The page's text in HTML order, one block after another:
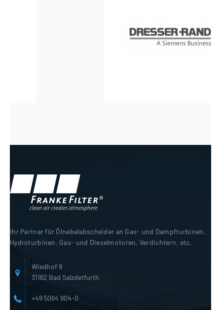
Ihr Partner für Ölnebelabscheider an Gas- und Dampfturbinen,
Hydroturbinen, Gas- und Dieselmotoren, Verdichtern, etc.
Wiedhof 9
31162 Bad Salzdetfurth
+49 5064 904-0